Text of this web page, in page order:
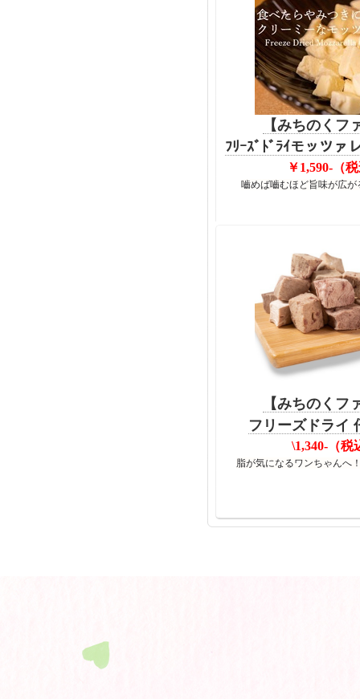
【みちのくフ
ﾌﾘｰｽﾞﾄﾞﾗｲモッツァ
￥1,590-（
嚙めば嚙むほど旨味が広が
【みちのくフ
フリーズドライ
\1,340-（税
脂が気になるワンちゃんへ